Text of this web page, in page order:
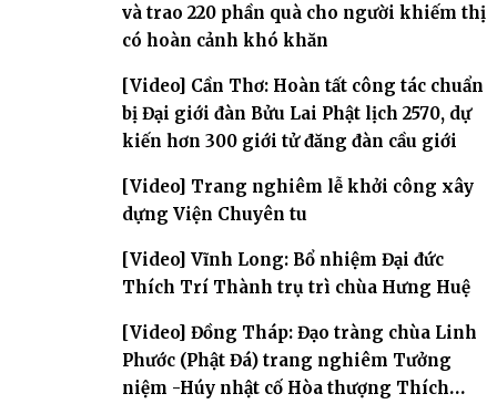
và trao 220 phần quà cho người khiếm thị
có hoàn cảnh khó khăn
[Video] Cần Thơ: Hoàn tất công tác chuẩn
bị Đại giới đàn Bửu Lai Phật lịch 2570, dự
kiến hơn 300 giới tử đăng đàn cầu giới
[Video] Trang nghiêm lễ khởi công xây
dựng Viện Chuyên tu
[Video] Vĩnh Long: Bổ nhiệm Đại đức
Thích Trí Thành trụ trì chùa Hưng Huệ
[Video] Đồng Tháp: Đạo tràng chùa Linh
Phước (Phật Đá) trang nghiêm Tưởng
niệm -Húy nhật cố Hòa thượng Thích